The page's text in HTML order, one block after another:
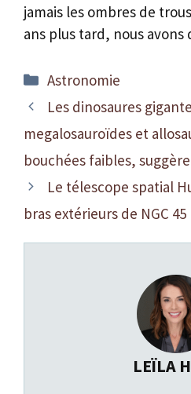
jamais les ombres de
ans plus tard, nous avons
Catégories
Astronomie
Les dinosaures
megalosauroïdes et
bouchées faibles,
Le télescope spatial
bras extérieurs de NGC 45
LEÏLA